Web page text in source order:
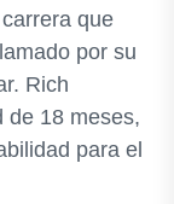
que
por su
Rich
de 18 meses,
para el